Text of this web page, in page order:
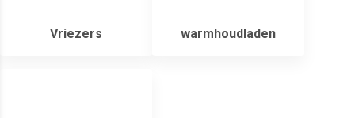
Vriezers warmhoudladen